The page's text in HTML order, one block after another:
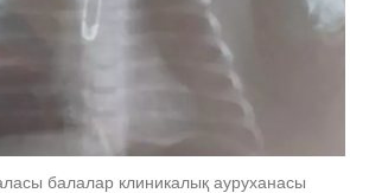
балалар клиникалық ауруханасы